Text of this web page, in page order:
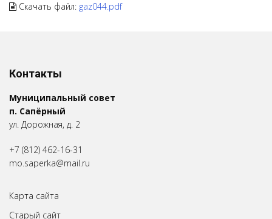
Скачать файл: gaz044.pdf
Контакты
Муниципальный совет
п. Сапёрный
ул. Дорожная, д. 2
+7 (812) 462-16-31
mo.saperka@mail.ru
Карта сайта
Старый сайт